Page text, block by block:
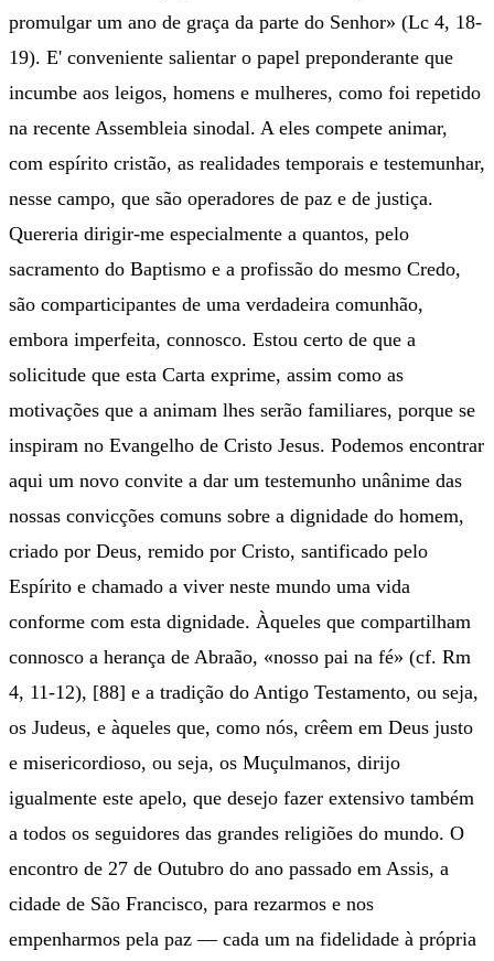
promulgar um ano de graça da parte do Senhor» (Lc 4, 18-
19). E' conveniente salientar o papel preponderante que
incumbe aos leigos, homens e mulheres, como foi repetido
na recente Assembleia sinodal. A eles compete animar,
com espírito cristão, as realidades temporais e testemunhar,
nesse campo, que são operadores de paz e de justiça.
Quereria dirigir-me especialmente a quantos, pelo
sacramento do Baptismo e a profissão do mesmo Credo,
são comparticipantes de uma verdadeira comunhão,
embora imperfeita, connosco. Estou certo de que a
solicitude que esta Carta exprime, assim como as
motivações que a animam lhes serão familiares, porque se
inspiram no Evangelho de Cristo Jesus. Podemos encontrar
aqui um novo convite a dar um testemunho unânime das
nossas convicções comuns sobre a dignidade do homem,
criado por Deus, remido por Cristo, santificado pelo
Espírito e chamado a viver neste mundo uma vida
conforme com esta dignidade. Àqueles que compartilham
connosco a herança de Abraão, «nosso pai na fé» (cf. Rm
4, 11-12), [88] e a tradição do Antigo Testamento, ou seja,
os Judeus, e àqueles que, como nós, crêem em Deus justo
e misericordioso, ou seja, os Muçulmanos, dirijo
igualmente este apelo, que desejo fazer extensivo também
a todos os seguidores das grandes religiões do mundo. O
encontro de 27 de Outubro do ano passado em Assis, a
cidade de São Francisco, para rezarmos e nos
empenharmos pela paz — cada um na fidelidade à própria